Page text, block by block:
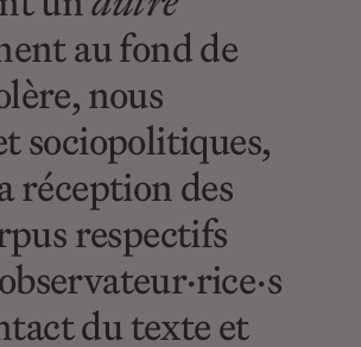
au fond de
nous
sociopolitiques,
réception des
respectifs
du texte et